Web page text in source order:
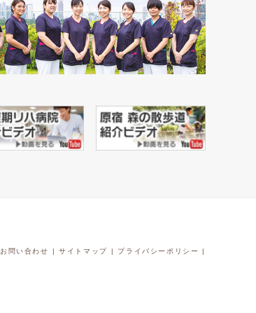
お問い合わせ | サイトマップ | プライバシーポリシー |